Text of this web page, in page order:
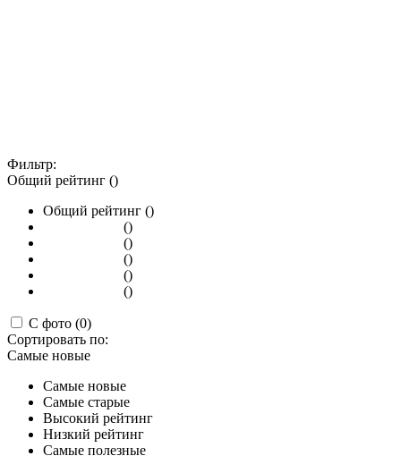
Фильтр:
Общий рейтинг ()
Общий рейтинг ()
()
()
()
()
()
С фото (0)
Сортировать по:
Самые новые
Самые новые
Самые старые
Высокий рейтинг
Низкий рейтинг
Самые полезные